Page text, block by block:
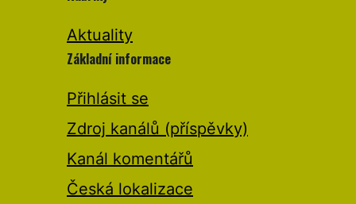
Aktuality
Základní informace
Přihlásit se
Zdroj kanálů (příspěvky)
Kanál komentářů
Česká lokalizace